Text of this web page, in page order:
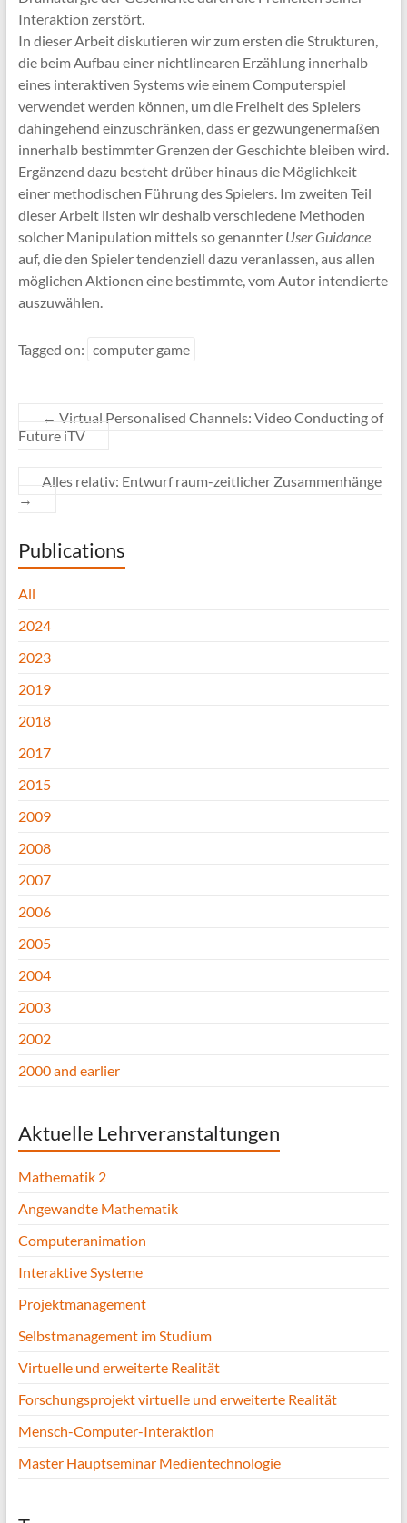
Interaktion zerstört.
In dieser Arbeit diskutieren wir zum ersten die Strukturen,
die beim Aufbau einer nichtlinearen Erzählung innerhalb
eines interaktiven Systems wie einem Computerspiel
verwendet werden können, um die Freiheit des Spielers
dahingehend einzuschränken, dass er gezwungenermaßen
innerhalb bestimmter Grenzen der Geschichte bleiben wird.
Ergänzend dazu besteht drüber hinaus die Möglichkeit
einer methodischen Führung des Spielers. Im zweiten Teil
dieser Arbeit listen wir deshalb verschiedene Methoden
solcher Manipulation mittels so genannter User Guidance
auf, die den Spieler tendenziell dazu veranlassen, aus allen
möglichen Aktionen eine bestimmte, vom Autor intendierte
auszuwählen.
Tagged on: computer game
← Virtual Personalised Channels: Video Conducting of
Future iTV
Alles relativ: Entwurf raum-zeitlicher Zusammenhänge
→
Publications
All
2024
2023
2019
2018
2017
2015
2009
2008
2007
2006
2005
2004
2003
2002
2000 and earlier
Aktuelle Lehrveranstaltungen
Mathematik 2
Angewandte Mathematik
Computeranimation
Interaktive Systeme
Projektmanagement
Selbstmanagement im Studium
Virtuelle und erweiterte Realität
Forschungsprojekt virtuelle und erweiterte Realität
Mensch-Computer-Interaktion
Master Hauptseminar Medientechnologie